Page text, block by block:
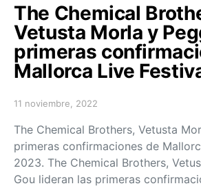
The Chemical
Vetusta Morla y
primeras
Mallorca Live
Posted on
11 noviembre, 2022
The Chemical Brothers, Vetusta
primeras confirmaciones de
2023. The Chemical Brothers,
Gou lideran las primeras